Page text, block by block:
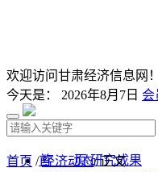
欢迎访问甘肃经济信息网！
今天是： 2026年8月7日 会
首 页 研究成果
首页 /经济动态/ 正文